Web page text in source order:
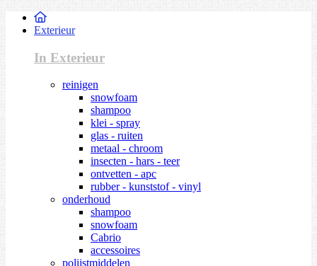
Exterieur
In Exterieur
reinigen
snowfoam
shampoo
klei - spray
glas - ruiten
metaal - chroom
insecten - hars - teer
ontvetten - apc
rubber - kunststof - vinyl
onderhoud
shampoo
snowfoam
Cabrio
accessoires
polijstmiddelen